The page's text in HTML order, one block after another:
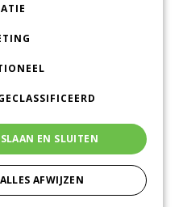
EN SLUITEN
ALLES AFWIJZEN